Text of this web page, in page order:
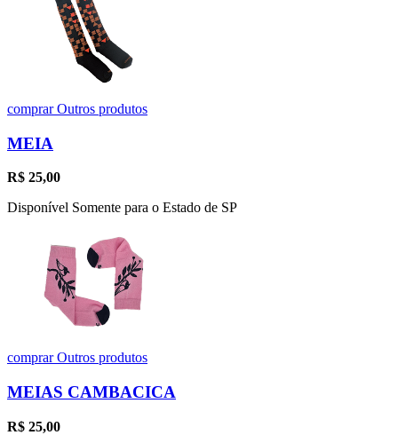
comprarOutros produtos
MEIA
R$ 25,00
Disponível Somente para o Estado de SP
comprarOutros produtos
MEIAS CAMBACICA
R$ 25,00